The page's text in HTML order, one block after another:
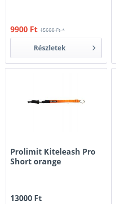
15000 Ft *
9900 Ft
Részletek
Prolimit Kiteleash Pro
Short orange
13000 Ft